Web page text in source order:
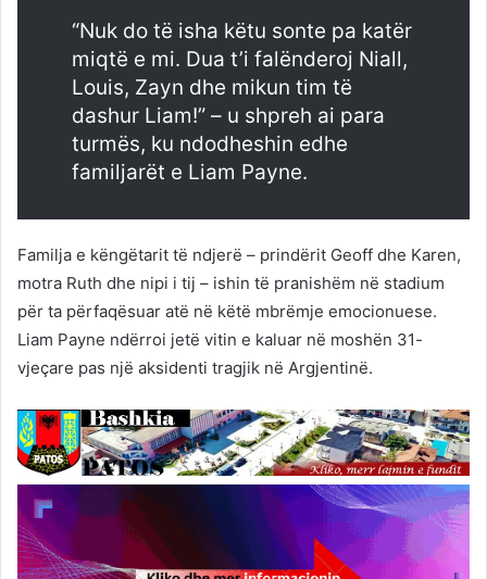
“Nuk do të isha këtu sonte pa katër
miqtë e mi. Dua t’i falënderoj Niall,
Louis, Zayn dhe mikun tim të
dashur Liam!” – u shpreh ai para
turmës, ku ndodheshin edhe
familjarët e Liam Payne.
Familja e këngëtarit të ndjerë – prindërit Geoff dhe Karen,
motra Ruth dhe nipi i tij – ishin të pranishëm në stadium
për ta përfaqësuar atë në këtë mbrëmje emocionuese.
Liam Payne ndërroi jetë vitin e kaluar në moshën 31-
vjeçare pas një aksidenti tragjik në Argjentinë.